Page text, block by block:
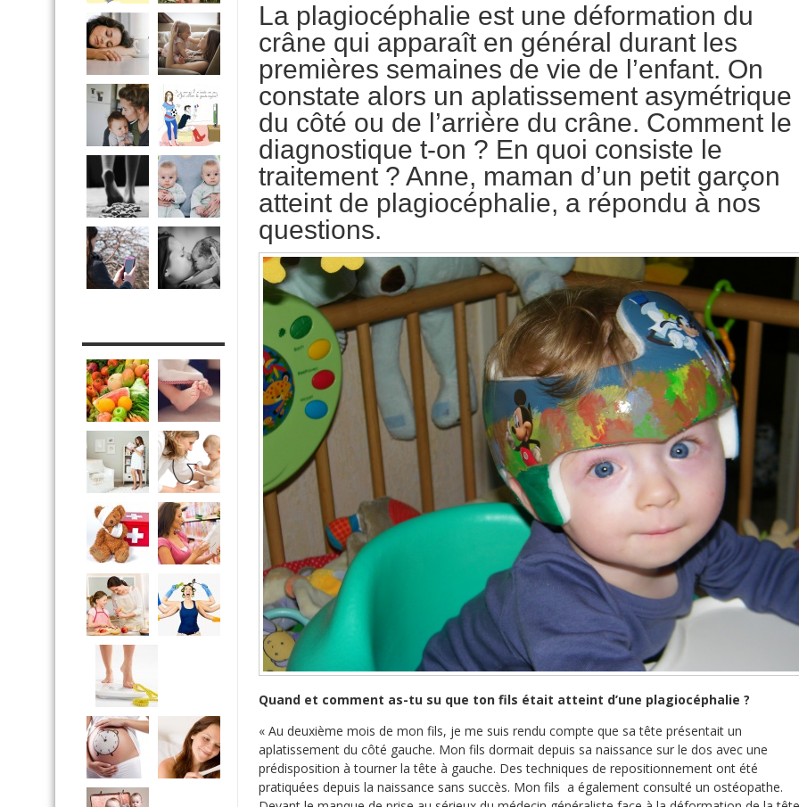
La plagiocéphalie est une déformation du
crâne qui apparaît en général durant les
premières semaines de vie de l’enfant. On
constate alors un aplatissement asymétrique
du côté ou de l’arrière du crâne. Comment le
diagnostique t-on ? En quoi consiste le
traitement ? Anne, maman d’un petit garçon
atteint de plagiocéphalie, a répondu à nos
questions.
Quand et comment as-tu su que ton fils était atteint d’une plagiocéphalie ?
« Au deuxième mois de mon fils, je me suis rendu compte que sa tête présentait un
aplatissement du côté gauche. Mon fils dormait depuis sa naissance sur le dos avec une
prédisposition à tourner la tête à gauche. Des techniques de repositionnement ont été
pratiquées depuis la naissance sans succès. Mon fils a également consulté un ostéopathe.